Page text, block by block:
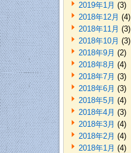
2019年1月 (3)
2018年12月 (4)
2018年11月 (3)
2018年10月 (3)
2018年9月 (2)
2018年8月 (4)
2018年7月 (3)
2018年6月 (3)
2018年5月 (4)
2018年4月 (3)
2018年3月 (4)
2018年2月 (4)
2018年1月 (4)